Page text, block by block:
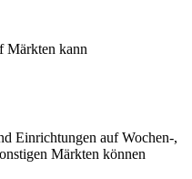
Märkten kann
Einrichtungen auf Wochen-,
Märkten können